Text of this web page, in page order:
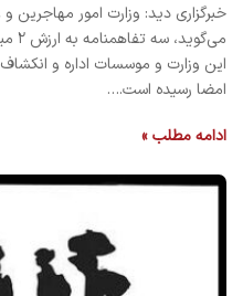
خبرگزاری دید: وزارت امور
این وزارت و موسسات اداره و
امضا رسیده است.…
ادامه مطلب »